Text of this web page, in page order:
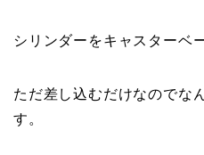
シリンダーをキャスターベ
ただ差し込むだけなのでな
す。